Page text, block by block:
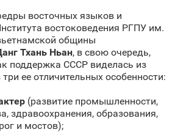
восточных языков и
востоковедения РГПУ им.
общины
Тхань Ньан, в свою очередь,
поддержка СССР виделась из
ее отличительных особенности:
(развитие промышленности,
здравоохранения, образования,
и мостов);